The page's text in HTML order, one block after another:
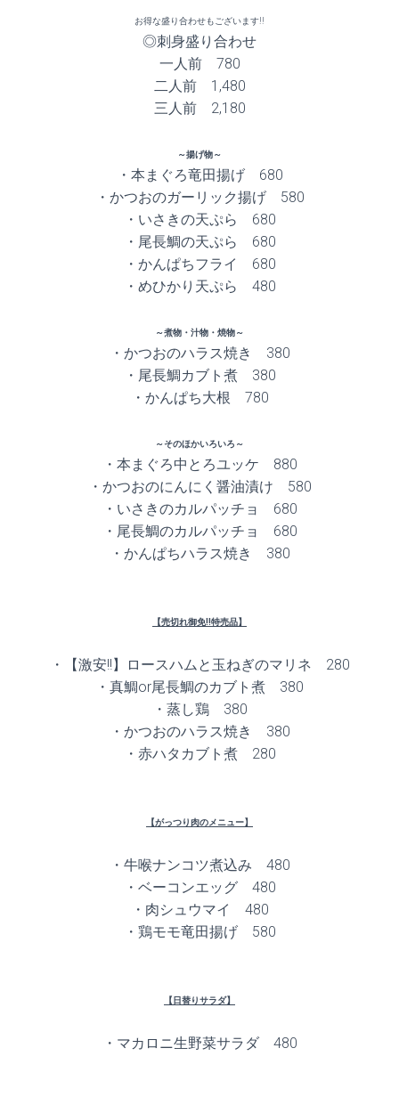
お得な盛り合わせもございます!!
◎刺身盛り合わせ
一人前 780
二人前 1,480
三人前 2,180
～揚げ物～
・本まぐろ竜田揚げ 680
・かつおのガーリック揚げ 580
・いさきの天ぷら 680
・尾長鯛の天ぷら 680
・かんぱちフライ 680
・めひかり天ぷら 480
～煮物・汁物・焼物～
・かつおのハラス焼き 380
・尾長鯛カブト煮 380
・かんぱち大根 780
～そのほかいろいろ～
・本まぐろ中とろユッケ 880
・かつおのにんにく醤油漬け 580
・いさきのカルパッチョ 680
・尾長鯛のカルパッチョ 680
・かんぱちハラス焼き 380
【売切れ御免!!特売品】
・【激安!!】ロースハムと玉ねぎのマリネ 280
・真鯛or尾長鯛のカブト煮 380
・蒸し鶏 380
・かつおのハラス焼き 380
・赤ハタカブト煮 280
【がっつり肉のメニュー】
・牛喉ナンコツ煮込み 480
・ベーコンエッグ 480
・肉シュウマイ 480
・鶏モモ竜田揚げ 580
【日替りサラダ】
・マカロニ生野菜サラダ 480